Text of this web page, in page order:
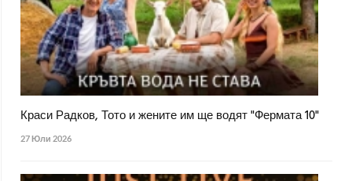
Краси Радков, Тото и жените им ще водят "Фермата 10"
27 Юли 2026